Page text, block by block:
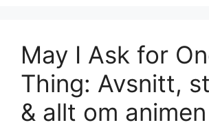
May I Ask for
Thing: Avsnitt,
& allt om animen